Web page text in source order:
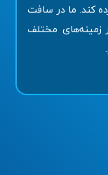
کند. ما در سافت
در زمینه‌های مختلف